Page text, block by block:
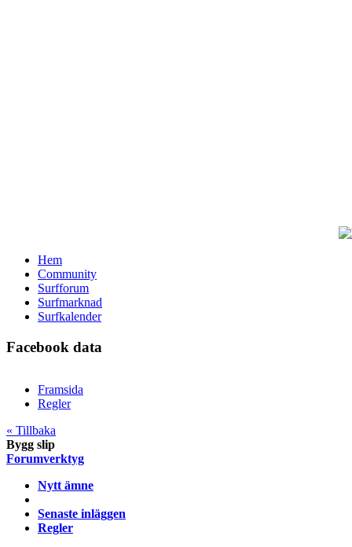
Hem
Community
Surfforum
Surfmarknad
Surfkalender
Facebook data
Framsida
Regler
« Tillbaka
Bygg slip
Forumverktyg
Nytt ämne
Senaste inläggen
Regler